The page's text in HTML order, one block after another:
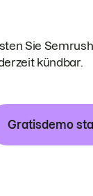
Sie
kündbar.
Gratisdemo